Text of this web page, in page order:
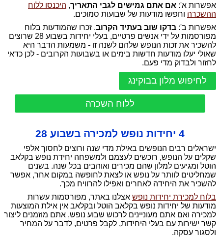
אפשרות א': אם אתם גמישים לגבי התאריך, היכנסו ללוח
ההשכרה וחפשו מודעות של שבועות סמוכים.
אפשרות ב': בדקו שוב בעתיד הקרוב. זכרו שהמודעות בלוח
מפורסמות על ידי אנשים פרטיים, בעלי יחידות בשבוע 28 שרוצים
להשכיר את זכות הנופש שלהם לשנה זו - משמעות הדבר היא
שאולי יעלו מודעות חדשות בימים או בשבועות הקרובים - לכן כדאי
לחזור ולבדוק מדי פעם.
לחיפוש מלון בבוקינג
ללוח השכרה
4 יחידות נופש למכירה בשבוע 28
ישראלים רבים הנופשים באילת מדי שנה ורוצים לחסוך אלפי
שקלים על הנופש, רוכשים לעצמם ולמשפחה יחידת נופש בקלאב
הוטל ומגיעים למלון שהם מכירים ואוהבים בכל שנה. בשנים
שמחליטים לוותר על נופש או לצאת לחופשה במקום אחר, אפשר
להשכיר את היחידה לאחרים ואפילו להרוויח מכך.
בלוח למכירת יחידות נופש אצלנו באתר, מפורסמות עשרות
מודעות של יחידות נופש בקלאב הוטל ובקלאב אין אילת המוצעות
למכירה ואם אתם מעוניינים לרכוש שבוע נופש, אתם מוזמנים ליצור
קשר ישירות עם בעלי היחידות, לקבל פרטים, לדבר על המחיר
ולסגור עסקה.